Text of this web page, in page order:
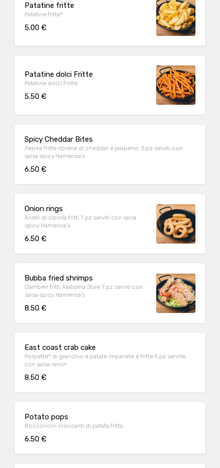
Patatine fritte
Patatine fritte*
5.00 €
Patatine dolci Fritte
Patatine dolci Fritte
5.50 €
Spicy Cheddar Bites
Pepite fritte ripiene di cheddar e jalapeno. 5 pz serviti con
salsa spicy Hamerica's
6.50 €
Onion rings
Anelli di cipolla fritti 7 pz serviti con salsa
spicy Hamerica's
6.50 €
Bubba fried shrimps
Gamberi fritti Alabama Style 7 pz serviti con
salsa spicy Hamerica's
8.50 €
East coast crab cake
Polpette* di granchio e patate impanate e fritte 5 pz servite
con salsa ranch
8.50 €
Potato pops
Bocconcini croccanti di patata fritta
6.50 €